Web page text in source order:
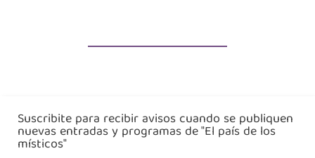
Suscribite para recibir avisos cuando se publiquen
nuevas entradas y programas de "El país de los
místicos"